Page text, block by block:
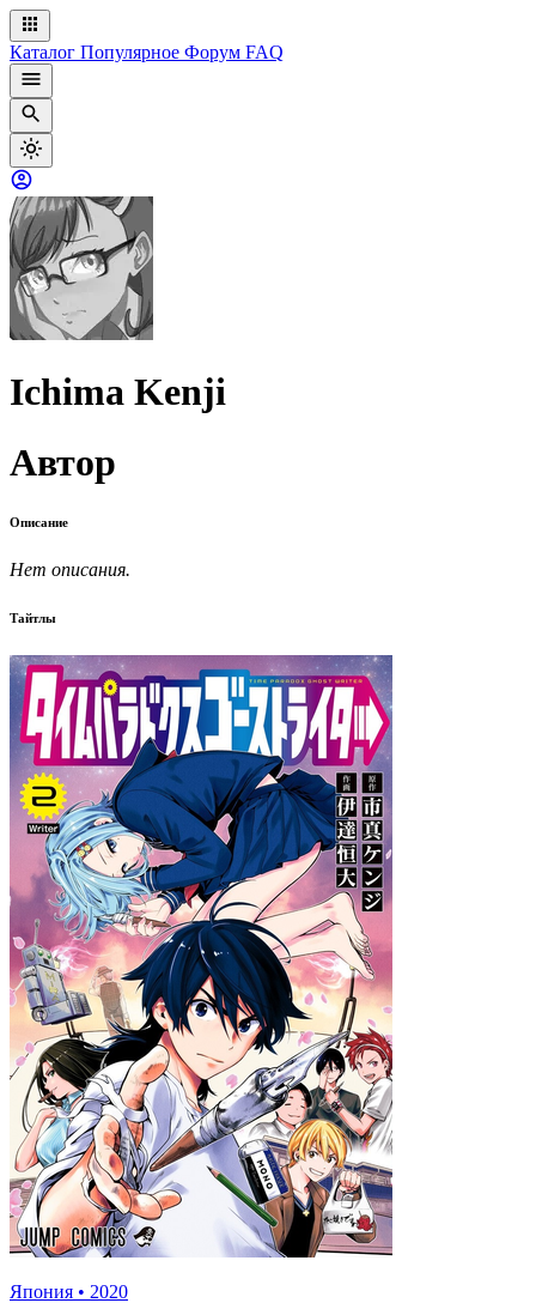
Каталог Популярное Форум FAQ
Ichima Kenji
Автор
Описание
Нет описания.
Тайтлы
Япония • 2020